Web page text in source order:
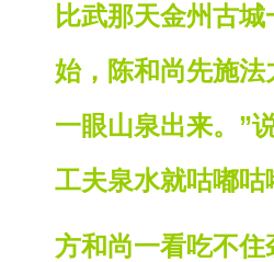
比武那天金州古
始，陈和尚先施
一眼山泉出来。”
工夫泉水就咕嘟
方和尚一看吃不